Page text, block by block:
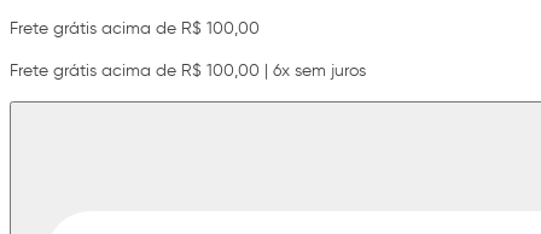
Frete grátis acima de R$ 100,00
Frete grátis acima de R$ 100,00 | 6x sem juros